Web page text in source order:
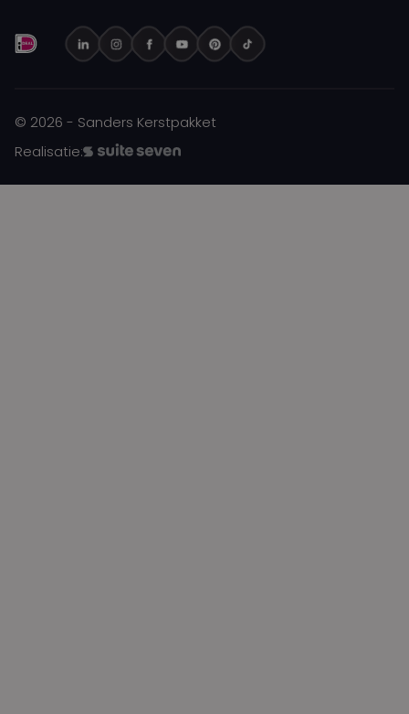
© 2026 - Sanders Kerstpakket
Realisatie: